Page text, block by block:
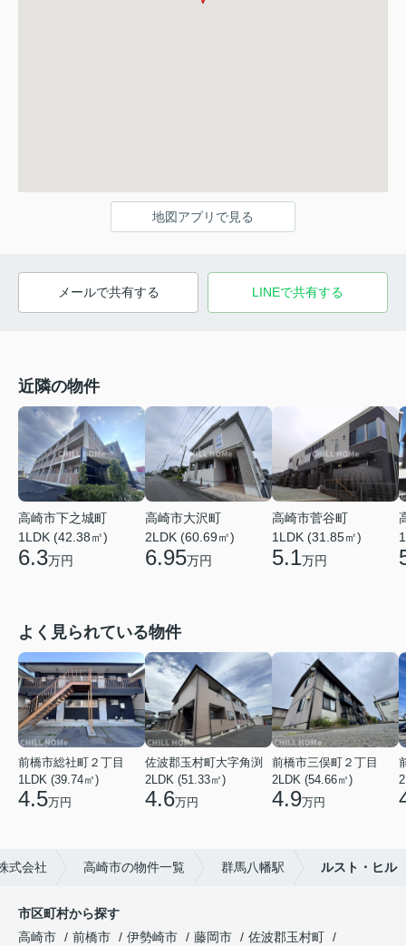
地図アプリで見る
メールで共有する LINEで共有する
近隣の物件
高崎市下之城町
1LDK (42.38㎡)
6.3万円
高崎市大沢町
2LDK (60.69㎡)
6.95万円
高崎市菅谷町
1LDK (31.85㎡)
5.1万円
よく見られている物件
前橋市総社町２丁目
1LDK (39.74㎡)
4.5万円
佐波郡玉村町大字角渕
2LDK (51.33㎡)
4.6万円
前橋市三俣町２丁目
2LDK (54.66㎡)
4.9万円
式会社 高崎市の物件一覧 群馬八幡駅 ルスト・ヒル
市区町村から探す
高崎市
前橋市 伊勢崎市 藤岡市
佐波郡玉村町